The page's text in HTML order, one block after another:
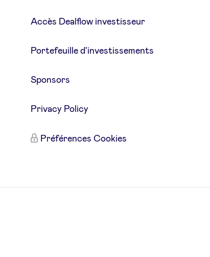
Accès Dealflow investisseur
Portefeuille d'investissements
Sponsors
Privacy Policy
Préférences Cookies